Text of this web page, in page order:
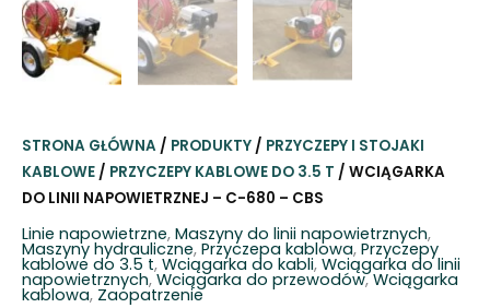
STRONA GŁÓWNA / PRODUKTY / PRZYCZEPY I STOJAKI
KABLOWE / PRZYCZEPY KABLOWE DO 3.5 T / WCIĄGARKA
DO LINII NAPOWIETRZNEJ – C-680 – CBS
Linie napowietrzne, Maszyny do linii napowietrznych,
Maszyny hydrauliczne, Przyczepa kablowa, Przyczepy
kablowe do 3.5 t, Wciągarka do kabli, Wciągarka do linii
napowietrznych, Wciągarka do przewodów,Wciągarka
kablowa, Zaopatrzenie